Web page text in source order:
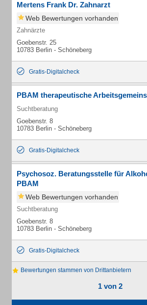
Mertens Frank Dr. Zahnarzt
Web Bewertungen vorhanden
Zahnärzte
Goebenstr. 25
10783 Berlin - Schöneberg
Gratis-Digitalcheck
PBAM therapeutische
Suchtberatung
Goebenstr. 8
10783 Berlin - Schöneberg
Gratis-Digitalcheck
Psychosoz. Beratungsstelle für
PBAM
Web Bewertungen vorhanden
Suchtberatung
Goebenstr. 8
10783 Berlin - Schöneberg
Gratis-Digitalcheck
Bewertungen stammen von Drittanbietern
1 von 2